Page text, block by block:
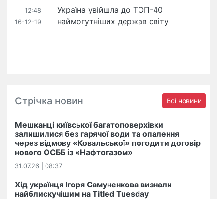
12:48
16-12-19
Україна увійшла до ТОП-40
наймогутніших держав світу
Стрічка новин Всі новини
Мешканці київської багатоповерхівки
залишилися без гарячої води та опалення
через відмову «Ковальської» погодити договір
нового ОСББ із «Нафтогазом»
31.07.26 | 08:37
Хід українця Ігоря Самуненкова визнали
найблискучішим на Titled Tuesday